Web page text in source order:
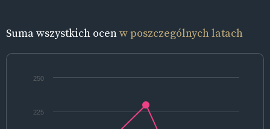
Suma wszystkich ocenw poszczególnych latach
225
250